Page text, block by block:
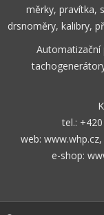
měrky, pravítka,
drsnoměry, kalibry,
Automatizační
tel.:
web: www.whp.cz
e-shop: